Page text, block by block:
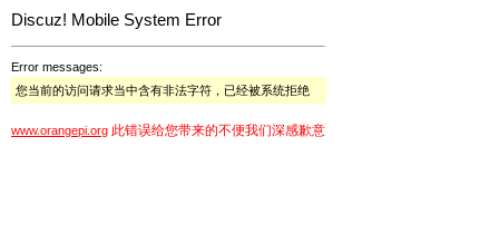
Discuz! Mobile System Error
Error messages:
您当前的访问请求当中含有非法字符，已经被系统拒绝
www.orangepi.org 此错误给您带来的不便我们深感歉意